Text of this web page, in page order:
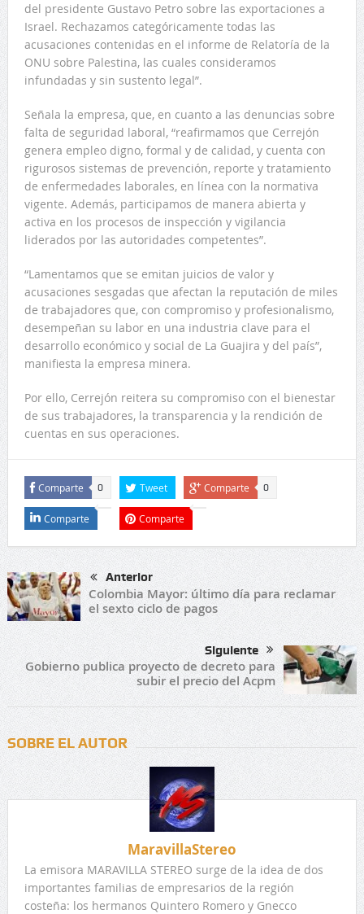
del presidente Gustavo Petro sobre las exportaciones a
Israel. Rechazamos categóricamente todas las
acusaciones contenidas en el informe de Relatoría de la
ONU sobre Palestina, las cuales consideramos
infundadas y sin sustento legal”.
Señala la empresa, que, en cuanto a las denuncias sobre
falta de seguridad laboral, “reafirmamos que Cerrejón
genera empleo digno, formal y de calidad, y cuenta con
rigurosos sistemas de prevención, reporte y tratamiento
de enfermedades laborales, en línea con la normativa
vigente. Además, participamos de manera abierta y
activa en los procesos de inspección y vigilancia
liderados por las autoridades competentes”.
“Lamentamos que se emitan juicios de valor y
acusaciones sesgadas que afectan la reputación de miles
de trabajadores que, con compromiso y profesionalismo,
desempeñan su labor en una industria clave para el
desarrollo económico y social de La Guajira y del país”,
manifiesta la empresa minera.
Por ello, Cerrejón reitera su compromiso con el bienestar
de sus trabajadores, la transparencia y la rendición de
cuentas en sus operaciones.
Comparte 0 Tweet Comparte 0
Comparte Comparte
Anterior
Colombia Mayor: último día para reclamar
el sexto ciclo de pagos
Siguiente
Gobierno publica proyecto de decreto para
subir el precio del Acpm
SOBRE EL AUTOR
MaravillaStereo
La emisora MARAVILLA STEREO surge de la idea de dos
importantes familias de empresarios de la región
costeña: los hermanos Quintero Romero y Gnecco